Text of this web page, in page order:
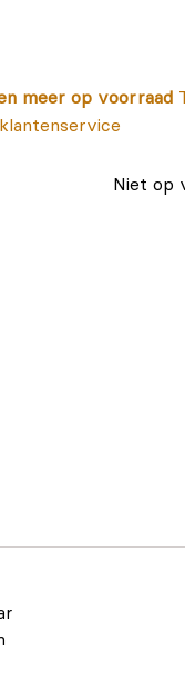
meer op voorraad
Niet op